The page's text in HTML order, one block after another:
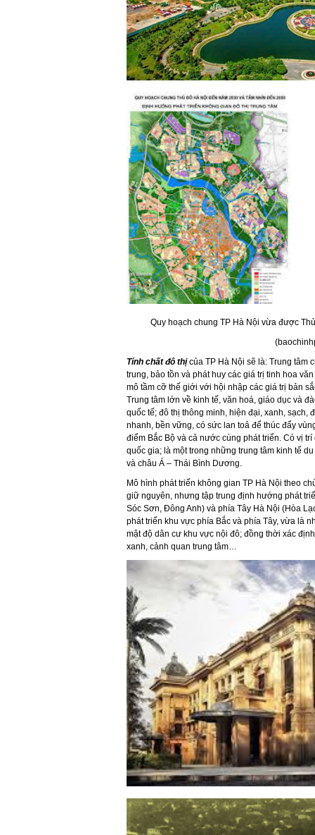
Quy hoạch chung TP Hà Nội vừa được
Tính chất đô thịcủa TP Hà Nội sẽ là: Trung tâm
trung, bảo tồn và phát huy các giá trị tinh hoa
mô tầm cỡ thế giới với hội nhập các giá trị bản
Trung tâm lớn về kinh tế, văn hoá, giáo dục và
quốc tế; đô thị thông minh, hiện đại, xanh, sạch,
nhanh, bền vững, có sức lan toả để thúc đẩy
điểm Bắc Bộ và cả nước cùng phát triển. Có vị
quốc gia; là một trong những trung tâm kinh tế
và châu Á – Thái Bình Dương.
Mô hình phát triển không gian TP Hà Nội theo
giữ nguyên, nhưng tập trung định hướng phát
Sóc Sơn, Đông Anh) và phía Tây Hà Nội (Hòa
phát triển khu vực phía Bắc và phía Tây, vừa là
mật độ dân cư khu vực nội đô; đồng thời xác
xanh, cảnh quan trung tâm…